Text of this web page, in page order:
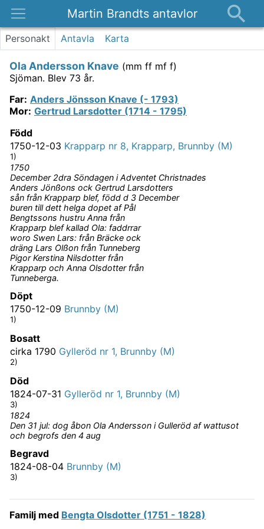
Martin Brandts antavlor
Platser
Om
Kontakt
Personakt Antavla Karta
Ola Andersson Knave (mm ff mf f)
Sjöman. Blev 73 år.
Far: Anders Jönsson Knave (- 1793)
Mor: Gertrud Larsdotter (1714 - 1795)
Född
1750-12-03 Krapparp nr 8, Krapparp, Brunnby (M)
1)
1750
December 2dra Söndagen i Adventet Christnades
Anders Jönßons ock Gertrud Larsdotters
sån från Krapparp blef, född d 3 December
buren till dett helga dopet af Pål
Bengtssons hustru Anna från
Krapparp blef kallad Ola: faddrrar
woro Swen Lars: från Bräcke ock
dräng Lars Olßon från Tunneberg
Pigor Kerstina Nilsdotter från
Krapparp och Anna Olsdotter från
Tunneberga.
Döpt
1750-12-09 Brunnby (M)
1)
Bosatt
cirka 1790 Gylleröd nr 1, Brunnby (M)
2)
Död
1824-07-31 Gylleröd nr 1, Brunnby (M)
3)
1824
Den 31 jul: dog åbon Ola Andersson i Gulleröd af wattusot
och begrofs den 4 aug
Begravd
1824-08-04 Brunnby (M)
3)
Familj med Bengta Olsdotter (1751 - 1828)